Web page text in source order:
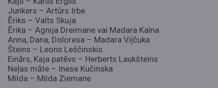
Junkers – Artūrs Irbe
Ēriks – Valts Skuja
Ērika – Agnija Dreimane vai Madara Kalna
Anna, Dana, Doloresa – Madara Viļčuka
Šteins – Leons Leščinskis
Einārs, Kaja patēvs – Herberts Laukšteins
Neļas māte – Inese Kučinska
Milda – Milda Ziemane